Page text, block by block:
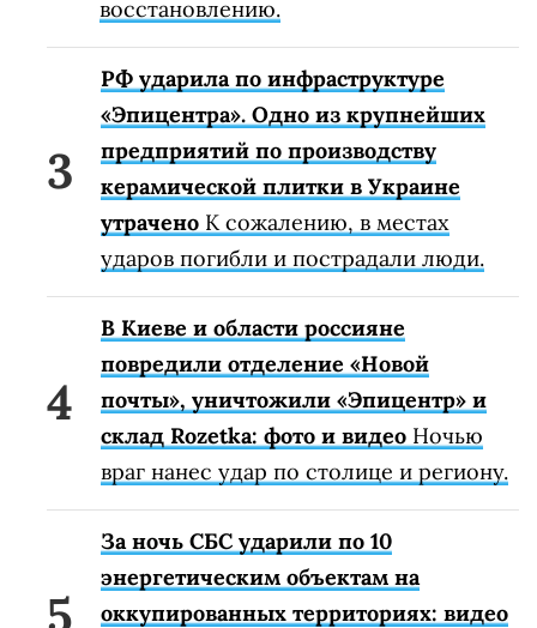
восстановлению.
РФ ударила по инфраструктуре
«Эпицентра». Одно из крупнейших
предприятий по производству
керамической плитки в Украине
утрачено К сожалению, в местах
ударов погибли и пострадали люди.
В Киеве и области россияне
повредили отделение «Новой
почты», уничтожили «Эпицентр» и
склад Rozetka: фото и видео Ночью
враг нанес удар по столице и региону.
За ночь СБС ударили по 10
энергетическим объектам на
оккупированных территориях: видео